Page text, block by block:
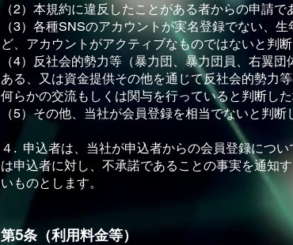
（2）本規約に違反したことがある者からの申請で
（3）各種SNSのアカウントが実名登録でない、
ど、アカウントがアクティブなものではないと判
（4）反社会的勢⼒等（暴⼒団、暴⼒団員、右翼
ある、⼜は資⾦提供その他を通じて反社会的勢⼒
何らかの交流もしくは関与を⾏っていると判断し
（5）その他、当社が会員登録を相当でないと判断
４. 申込者は、当社が申込者からの会員登録につ
は申込者に対し、不承諾であることの事実を通知
いものとします。
第5条（利⽤料⾦等）